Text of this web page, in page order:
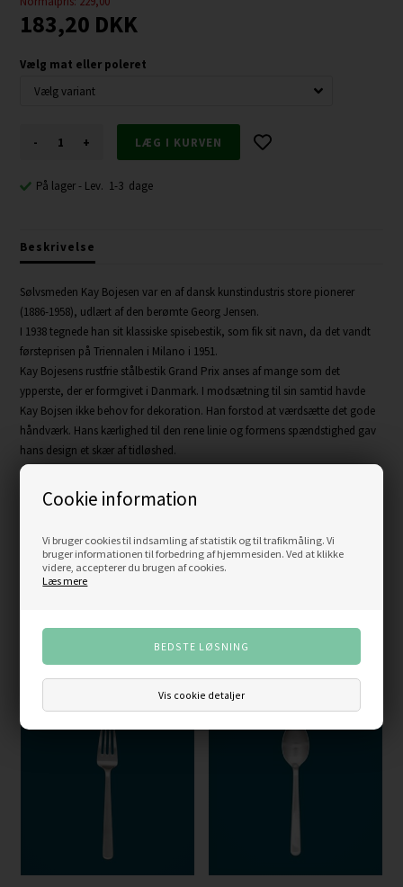
Cookie information
Vi bruger cookies til indsamling af statistik og til trafikmåling. Vi
bruger informationen til forbedring af hjemmesiden. Ved at klikke
videre, accepterer du brugen af cookies.
Læs mere
Vis cookie detaljer
183,20 DKK
Vælg mat eller poleret
- +
På lager - Lev. 1-3 dage
Beskrivelse
Sølvsmeden Kay Bojesen var en af dansk kunstindustris store pionerer
(1886-1958), udlært af den berømte Georg Jensen.
I 1938 tegnede han sit klassiske spisebestik, som fik sit navn, da det vandt
førsteprisen på Triennalen i Milano i 1951.
Kay Bojesens rustfrie stålbestik Grand Prix anses af mange som det
ypperste, der er formgivet i Danmark. I modsætning til sin samtid havde
Kay Bojsen ikke behov for dekoration. Han forstod at værdsætte det gode
håndværk. Hans kærlighed til den rene linie og formens spændstighed gav
hans design et skær af tidløshed.
Kay Bojesen deltog i udstillinger verden over, og i 1952 modtog han
prædikatet Kongelig Hofleverandør.
Bestik i mat rustfrit stål, 18 cm
Design: Kay Bojesen · Serie: Grand Prix
Varenummer:509
Kunder købte også